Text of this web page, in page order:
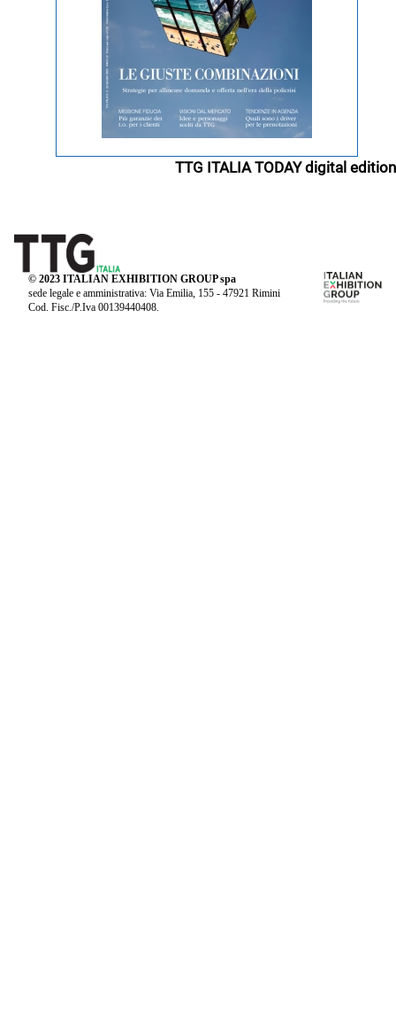
TTG ITALIA TODAY digital edition
© 2023 ITALIAN EXHIBITION GROUP spa
sede legale e amministrativa: Via Emilia, 155 - 47921 Rimini
Cod. Fisc./P.Iva 00139440408.